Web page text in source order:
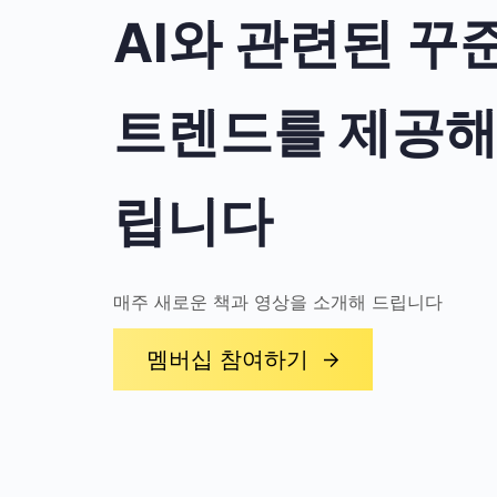
AI와 관련된 꾸
트렌드를 제공
립니다
매주 새로운 책과 영상을 소개해 드립니다
멤버십 참여하기